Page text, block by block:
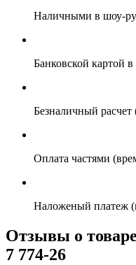
Наличными в шоу-
Банковской картой
Безналичный
Оплата частями
Наложеный платеж
Отзывы о
7 774-26